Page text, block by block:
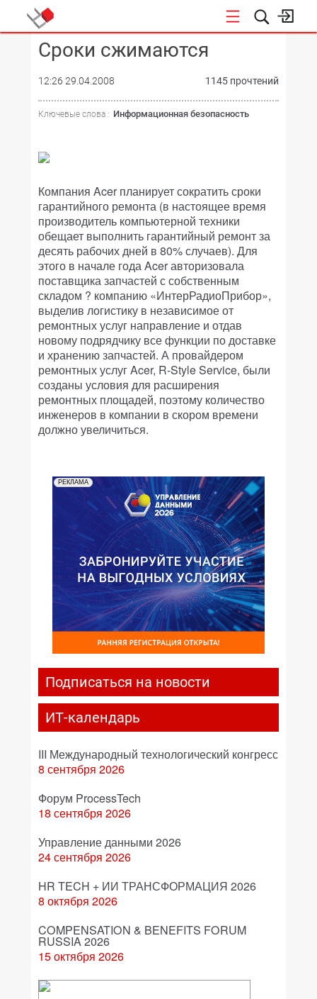
КОНФЕРЕНЦИИ
Сроки сжимаются
12:26 29.04.2008 1145 прочтений
Ключевые слова : Информационная безопасность
Компания Acer планирует сократить сроки
гарантийного ремонта (в настоящее время
производитель компьютерной техники
обещает выполнить гарантийный ремонт за
десять рабочих дней в 80% случаев). Для
этого в начале года Acer авторизовала
поставщика запчастей с собственным
складом ? компанию «ИнтерРадиоПрибор»,
выделив логистику в независимое от
ремонтных услуг направление и отдав
новому подрядчику все функции по доставке
и хранению запчастей. А провайдером
ремонтных услуг Acer, R-Style Service, были
созданы условия для расширения
ремонтных площадей, поэтому количество
инженеров в компании в скором времени
должно увеличиться.
РЕКЛАМА
Подписаться на новости
ИТ-календарь
III Международный технологический конгресс
8 сентября 2026
Форум ProcessTech
18 сентября 2026
Управление данными 2026
24 сентября 2026
HR TECH + ИИ ТРАНСФОРМАЦИЯ 2026
8 октября 2026
COMPENSATION & BENEFITS FORUM
RUSSIA 2026
15 октября 2026